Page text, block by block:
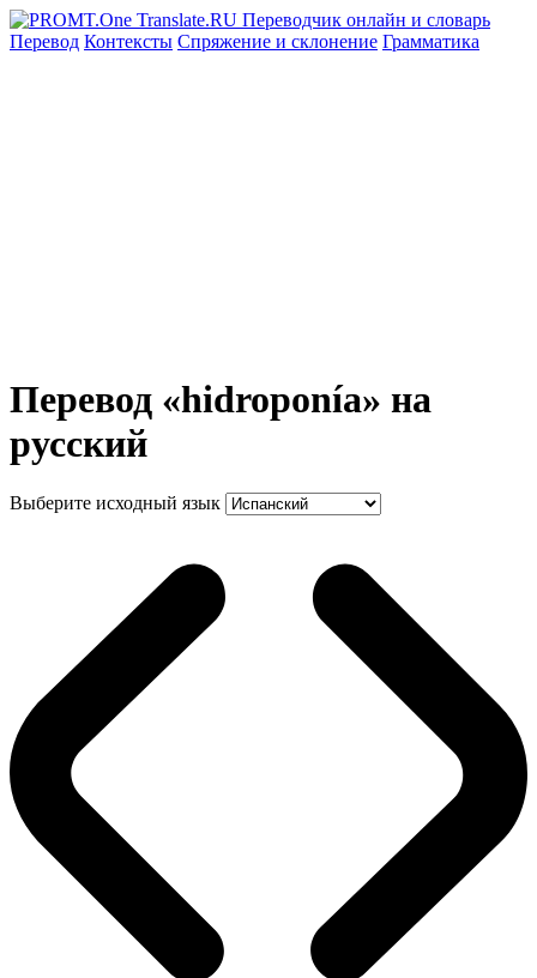
Перевод Контексты Спряжение и склонение Грамматика
Перевод «hidroponía» на
русский
Выберите исходный язык